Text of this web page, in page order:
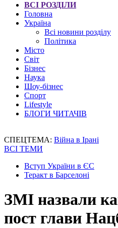
ВСІ РОЗДІЛИ
Головна
Україна
Всі новини розділу
Політика
Місто
Світ
Бізнес
Наука
Шоу-бізнес
Спорт
Lifestyle
БЛОГИ ЧИТАЧІВ
СПЕЦТЕМА: Війна в Ірані
ВСІ ТЕМИ
Вступ України в ЄС
Теракт в Барселоні
ЗМІ назвали
пост глави